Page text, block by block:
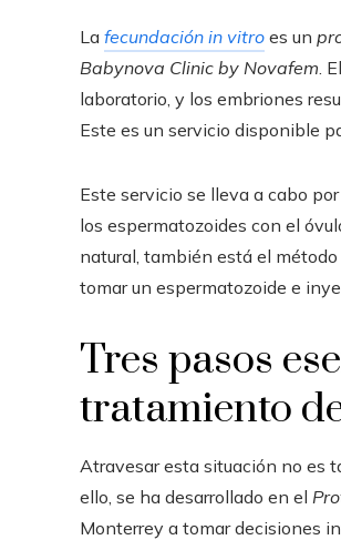
La fecundación in vitro es un
Babynova Clinic by Novafem.
laboratorio, y los embriones
Este es un servicio disponible
Este servicio se lleva a cabo
los espermatozoides con el
natural, también está el método
tomar un espermatozoide e
Tres pasos
tratamiento
Atravesar esta situación no es
ello, se ha desarrollado en el
Monterrey a tomar decisiones